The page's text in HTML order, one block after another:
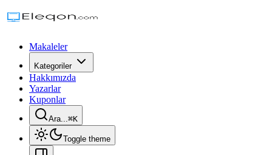
Makaleler
Kategoriler
Hakkımızda
Yazarlar
Kuponlar
Ara...⌘K
Toggle theme